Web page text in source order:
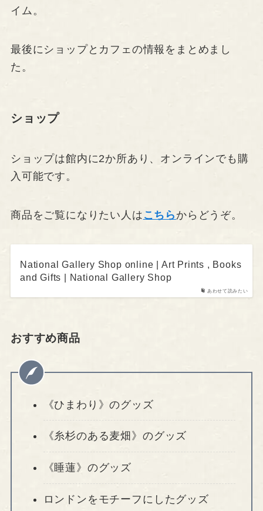
イム。
最後にショップとカフェの情報をまとめまし
た。
ショップ
ショップは館内に2か所あり、オンラインでも購
入可能です。
商品をご覧になりたい人は こちら からどうぞ。
あわせて読みたい
National Gallery Shop online | Art Prints , Books
and Gifts | National Gallery Shop
おすすめ商品
《ひまわり》のグッズ
《糸杉のある麦畑》のグッズ
《睡蓮》のグッズ
ロンドンをモチーフにしたグッズ